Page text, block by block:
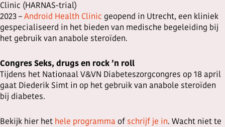
Clinic (HARNAS-trial)
2023 – Android Health Clinic geopend in Utrecht, een kliniek
gespecialiseerd in het bieden van medische begeleiding bij
het gebruik van anabole steroïden.
Congres Seks, drugs en rock ’n roll
Tijdens het Nationaal V&VN Diabeteszorgcongres op 18 april
gaat Diederik Simt in op het gebruik van anabole steroïden
bij diabetes.
Bekijk hier het hele programma of schrijf je in. Wacht niet te